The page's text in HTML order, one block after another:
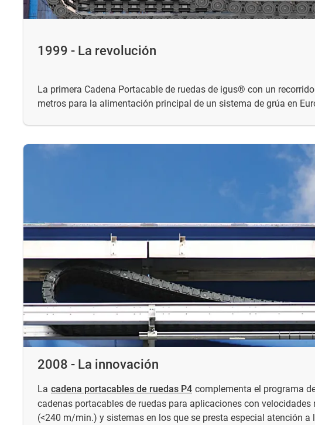
1999 - La revolución
La primera Cadena Portacable de ruedas de igus® con un
metros para la alimentación principal de un sistema de grúa en
2008 - La innovación
La cadena portacables de ruedas P4 complementa el programa
cadenas portacables de ruedas para aplicaciones con velocidades
(<240 m/min.) y sistemas en los que se presta especial atención a